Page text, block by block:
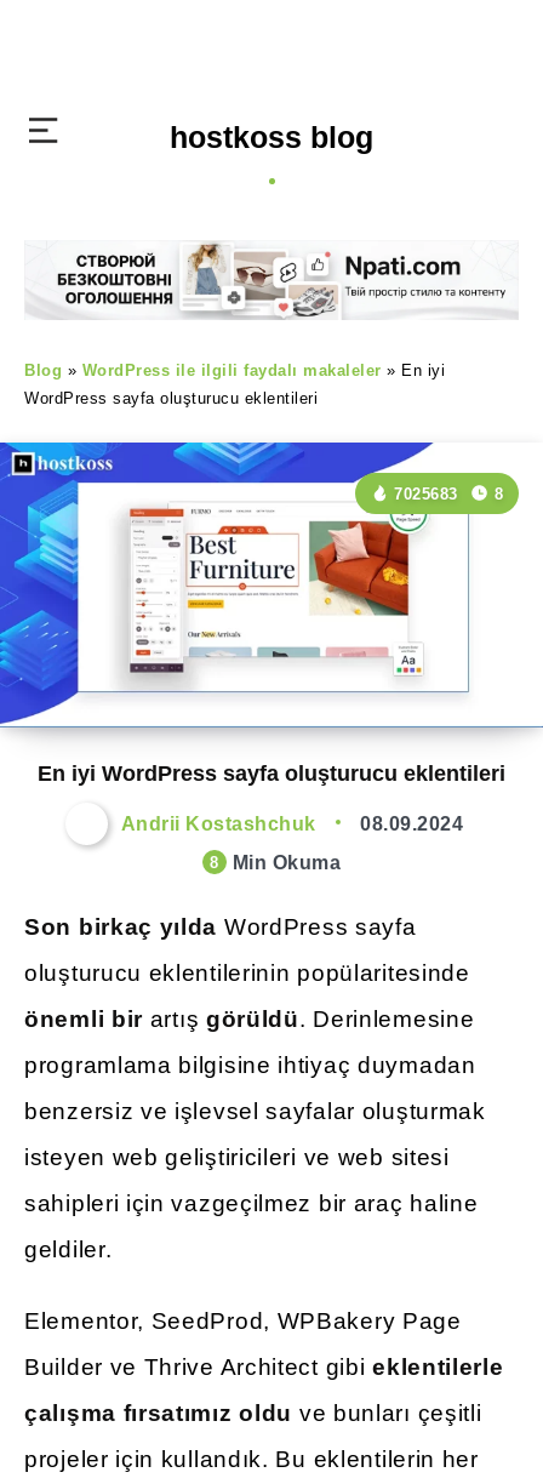
hostkoss blog
Blog » WordPress ile ilgili faydalı makaleler » En iyi
WordPress sayfa oluşturucu eklentileri
En iyi WordPress sayfa oluşturucu eklentileri
7025683 8
Andrii Kostashchuk 08.09.2024
8 Min Okuma
Son birkaç yılda WordPress sayfa
oluşturucu eklentilerinin popülaritesinde
önemli bir artış görüldü. Derinlemesine
programlama bilgisine ihtiyaç duymadan
benzersiz ve işlevsel sayfalar oluşturmak
isteyen web geliştiricileri ve web sitesi
sahipleri için vazgeçilmez bir araç haline
geldiler.
Elementor, SeedProd, WPBakery Page
Builder ve Thrive Architect gibieklentilerle
çalışma fırsatımız oldu ve bunları çeşitli
projeler için kullandık. Bu eklentilerin her